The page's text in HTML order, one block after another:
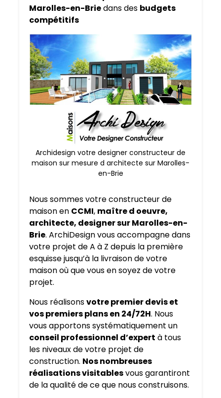
Marolles-en-Briedans des budgets
compétitifs
Archidesign votre designer constructeur de
maison sur mesure d architecte sur Marolles-
en-Brie
Nous sommes votre constructeur de
maison en CCMI, maître d oeuvre,
architecte, designer sur Marolles-en-
Brie. ArchiDesign vous accompagne dans
votre projet de A à Z depuis la première
esquisse jusqu’à la livraison de votre
maison où que vous en soyez de votre
projet.
Nous réalisonsvotre premier devis et
vos premiers plans en 24/72H. Nous
vous apportons systématiquement un
conseil professionnel d’expert à tous
les niveaux de votre projet de
construction. Nos nombreuses
réalisations visitablesvous garantiront
de la qualité de ce que nous construisons.